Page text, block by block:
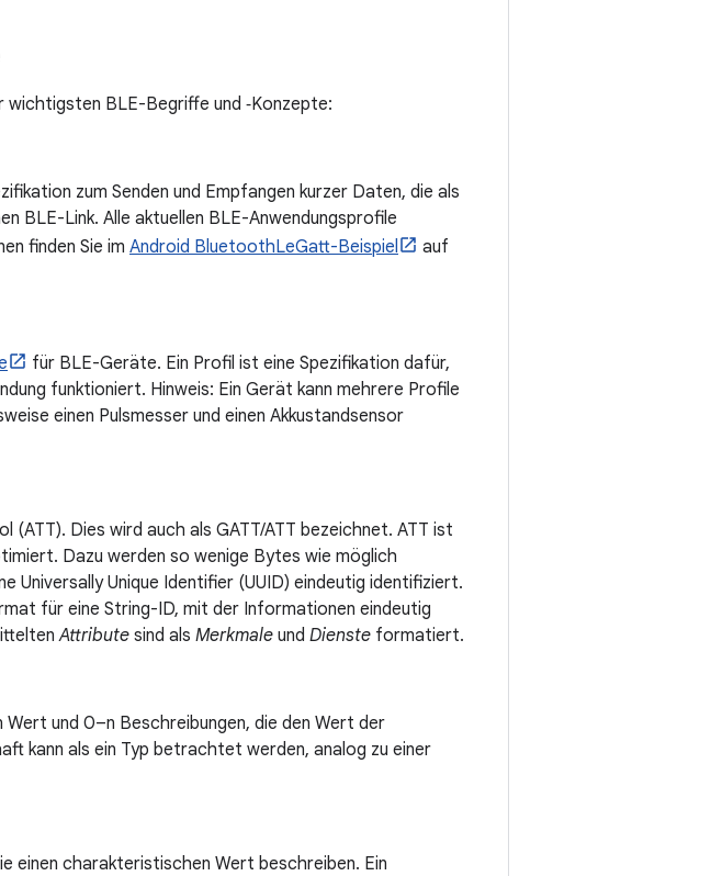
wichtigsten BLE-Begriffe und ‑Konzepte:
zum Senden und Empfangen kurzer Daten, die als
BLE-Link. Alle aktuellen BLE-Anwendungsprofile
finden Sie im Android BluetoothLeGatt-Beispiel
auf
für BLE-Geräte. Ein Profil ist eine Spezifikation dafür,
funktioniert. Hinweis: Ein Gerät kann mehrere Profile
einen Pulsmesser und einen Akkustandsensor
Dies wird auch als GATT/ATT bezeichnet. ATT ist
Dazu werden so wenige Bytes wie möglich
Universally Unique Identifier (UUID) eindeutig identifiziert.
für eine String-ID, mit der Informationen eindeutig
Attribute sind als Merkmale und Dienste formatiert.
Wert und 0–n Beschreibungen, die den Wert der
kann als ein Typ betrachtet werden, analog zu einer
einen charakteristischen Wert beschreiben. Ein